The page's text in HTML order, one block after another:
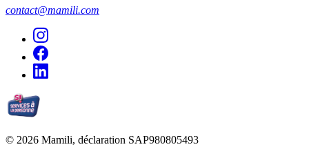
contact@mamili.com
© 2026 Mamili, déclaration SAP980805493